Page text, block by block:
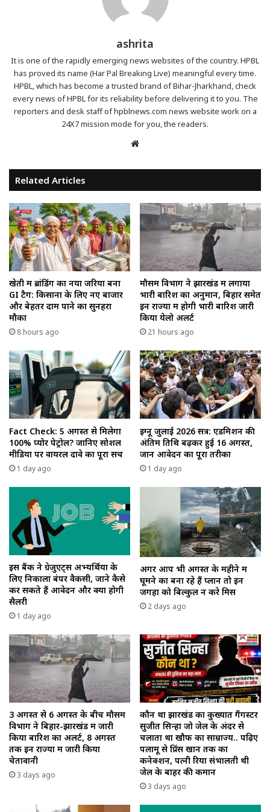
ashrita
It is one of the rapidly emerging news websites of the country. HPBL
has proved its name (Har Pal Breaking Live) meaningful every time.
HPBL, which has become a trusted brand of Bihar-Jharkhand, check
every news of HPBL for its reliability before delivering it to you. The
reporters and desk staff of hpblnews.com news website work on a
24X7 mission mode for you, the readers.
Related Articles
खेती में ब्रांडिंग का नया जरिया बना
GI टैग: किसानों के लिए नए बाजार
और बेहतर दाम पाने का सुनहरा
मौका
8 hours ago
मौसम विभाग ने झारखंड में लगाया
भारी बारिश का अनुमान, बिहार समेत
इन राज्यों में होगी भारी बारिश जारी
किया येलो अलर्ट
21 hours ago
Fact Check: 5 अगस्त से मिलेगा
100% प्योर पेट्रोल? जानिए सोशल
मीडिया पर वायरल दावे का पूरा सच
1 day ago
इग्नू जुलाई 2026 सत्र: एडमिशन की
अंतिम तिथि बढ़कर हुई 16 अगस्त,
जानें आवेदन का पूरा तरीका
1 day ago
इस बैंक ने ग्रेजुएट्स अभ्यर्थियों के
लिए निकाला बंपर वैकेंसी, जाने कैसे
कर सकते हैं आवेदन और क्या होगी
सैलरी
1 day ago
अगर आप भी अगस्त के महीने में
घूमने का बना रहे हैं प्लान तो इन
जगहों को बिल्कुल न करे मिस
2 days ago
3 अगस्त से 6 अगस्त के बीच मौसम
विभाग ने बिहार-झारखंड में जारी
किया बारिश का अलर्ट, 8 अगस्त
तक इन राज्यों में जारी किया
चेतावानी
3 days ago
कौन था झारखंड का कुख्यात गैंगस्टर
सुजीत सिन्हा जो जेल के अंदर से
चलाता था खौफ का साम्राज्य.. पढ़िए
पलामू से प्रिंस खान तक का
कनेक्शन, पत्नी रिया संभालती थी
जेल के बाहर की कमान
3 days ago